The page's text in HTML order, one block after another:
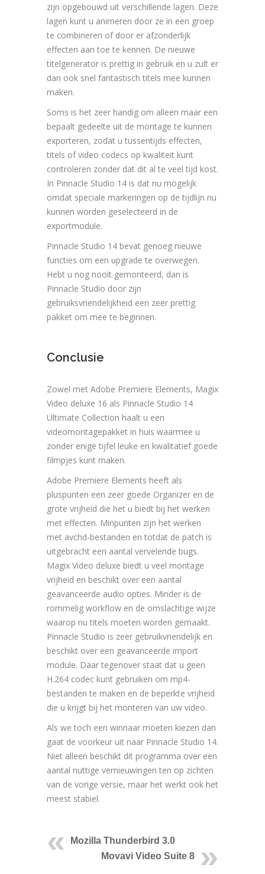
zijn opgebouwd uit verschillende lagen. Deze
lagen kunt u animeren door ze in een groep
te combineren of door er afzonderlijk
effecten aan toe te kennen. De nieuwe
titelgenerator is prettig in gebruik en u zult er
dan ook snel fantastisch titels mee kunnen
maken.
Soms is het zeer handig om alleen maar een
bepaalt gedeelte uit de montage te kunnen
exporteren, zodat u tussentijds effecten,
titels of video codecs op kwaliteit kunt
controleren zonder dat dit al te veel tijd kost.
In Pinnacle Studio 14 is dat nu mogelijk
omdat speciale markeringen op de tijdlijn nu
kunnen worden geselecteerd in de
exportmodule.
Pinnacle Studio 14 bevat genoeg nieuwe
functies om een upgrade te overwegen.
Hebt u nog nooit gemonteerd, dan is
Pinnacle Studio door zijn
gebruiksvriendelijkheid een zeer prettig
pakket om mee te beginnen.
Conclusie
Zowel met Adobe Premiere Elements, Magix
Video deluxe 16 als Pinnacle Studio 14
Ultimate Collection haalt u een
videomontagepakket in huis waarmee u
zonder enige tijfel leuke en kwalitatief goede
filmpjes kunt maken.
Adobe Premiere Elements heeft als
pluspunten een zeer goede Organizer en de
grote vrijheid die het u biedt bij het werken
met effecten. Minpunten zijn het werken
met avchd-bestanden en totdat de patch is
uitgebracht een aantal vervelende bugs.
Magix Video deluxe biedt u veel montage
vrijheid en beschikt over een aantal
geavanceerde audio opties. Minder is de
rommelig workflow en de omslachtige wijze
waarop nu titels moeten worden gemaakt.
Pinnacle Studio is zeer gebruikvriendelijk en
beschikt over een geavanceerde import
module. Daar tegenover staat dat u geen
H.264 codec kunt gebruiken om mp4-
bestanden te maken en de beperkte vrijheid
die u krijgt bij het monteren van uw video.
Als we toch een winnaar moeten kiezen dan
gaat de voorkeur uit naar Pinnacle Studio 14.
Niet alleen beschikt dit programma over een
aantal nuttige vernieuwingen ten op zichten
van de vorige versie, maar het werkt ook het
meest stabiel.
Mozilla Thunderbird 3.0
Movavi Video Suite 8